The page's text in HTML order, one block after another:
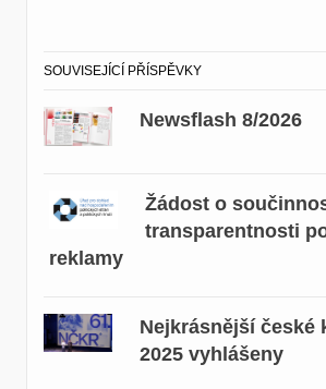
SOUVISEJÍCÍ PŘÍSPĚVKY
Newsflash 8/2026
Žádost o
transparentnosti
reklamy
Nejkrásnější české
2025 vyhlášeny